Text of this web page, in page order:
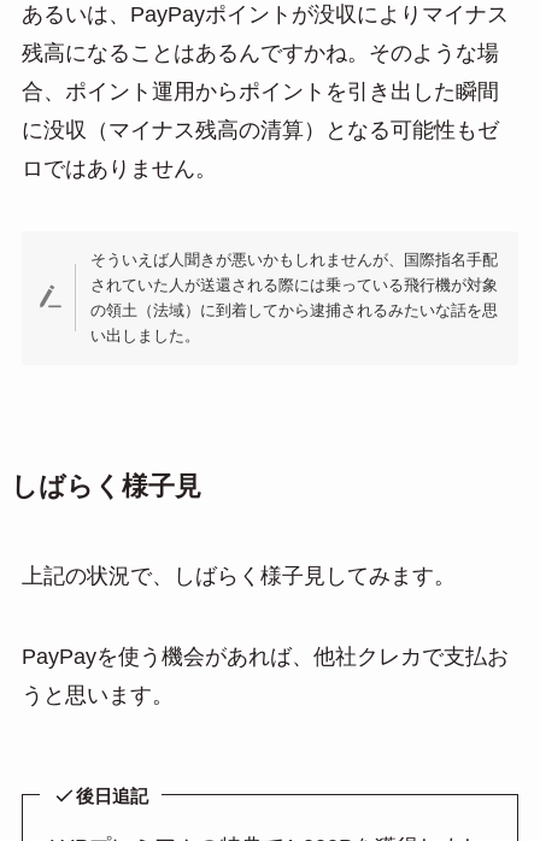
あるいは、PayPayポイントが没収によりマイナス
残高になることはあるんですかね。そのような場
合、ポイント運用からポイントを引き出した瞬間
に没収（マイナス残高の清算）となる可能性もゼ
ロではありません。
そういえば人聞きが悪いかもしれませんが、国際指名手配
されていた人が送還される際には乗っている飛行機が対象
の領土（法域）に到着してから逮捕されるみたいな話を思
い出しました。
しばらく様子見
上記の状況で、しばらく様子見してみます。
PayPayを使う機会があれば、他社クレカで支払お
うと思います。
後日追記